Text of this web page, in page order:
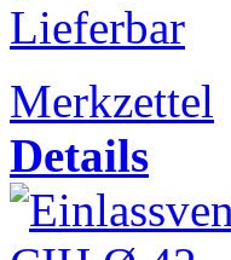
Merkzettel
Details